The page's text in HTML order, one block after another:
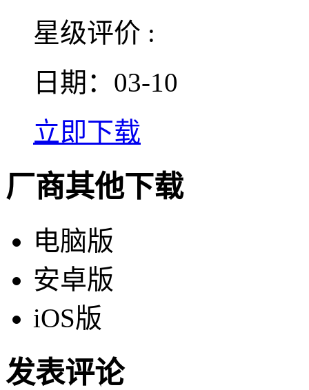
星级评价 :
日期：03-10
立即下载
厂商其他下载
电脑版
安卓版
iOS版
发表评论